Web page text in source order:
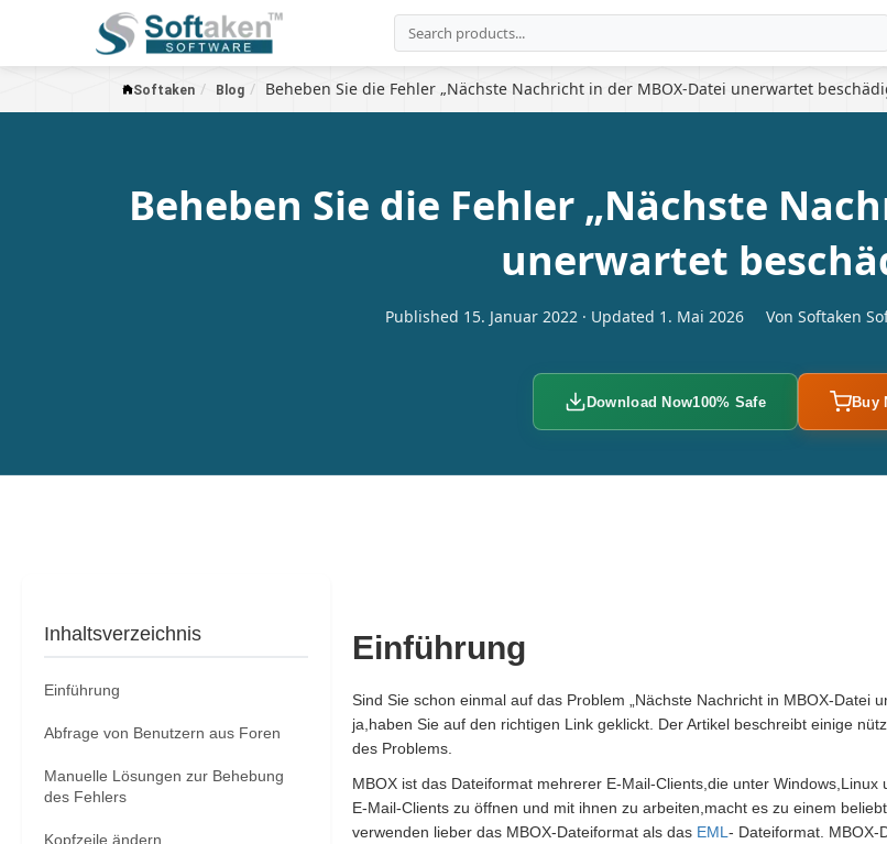
Softaken Blog Beheben Sie die Fehler „Nächste Nachricht in der MBOX-Datei unerwartet
Beheben Sie die Fehler „Nächste
unerwartet
Published 15. Januar 2022 · Updated 1. Mai 2026 Von Softaken
Download Now100% Safe Buy
Inhaltsverzeichnis
Einführung
Abfrage von Benutzern aus Foren
Manuelle Lösungen zur Behebung
des Fehlers
Kopfzeile ändern
Einführung
Sind Sie schon einmal auf das Problem „Nächste Nachricht in MBOX-Datei
ja,haben Sie auf den richtigen Link geklickt. Der Artikel beschreibt einige
des Problems.
MBOX ist das Dateiformat mehrerer E-Mail-Clients,die unter
E-Mail-Clients zu öffnen und mit ihnen zu arbeiten,macht es zu einem
verwenden lieber das MBOX-Dateiformat als das EML - Dateiformat. MBOX-